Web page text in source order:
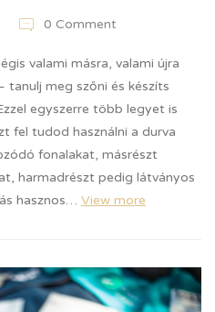
0 Comment
valami másra, valami újra
tanulj meg szőni és készíts
egyszerre több legyet is
fel tudod használni a durva
fonalakat, másrészt
harmadrészt pedig látványos
hasznos… View more